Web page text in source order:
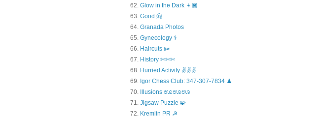
Glow in the Dark 👦🏿
Good 🙅
Granada Photos
Gynecology ⚕️
Haircuts ✂️
History ✄✄✄
Hurried Activity ✌✌✌
Igor Chess Club: 347-307-7834 ♟️
Illusions ಊಊಊ
Jigsaw Puzzle 🧩
Kremlin PR ☭